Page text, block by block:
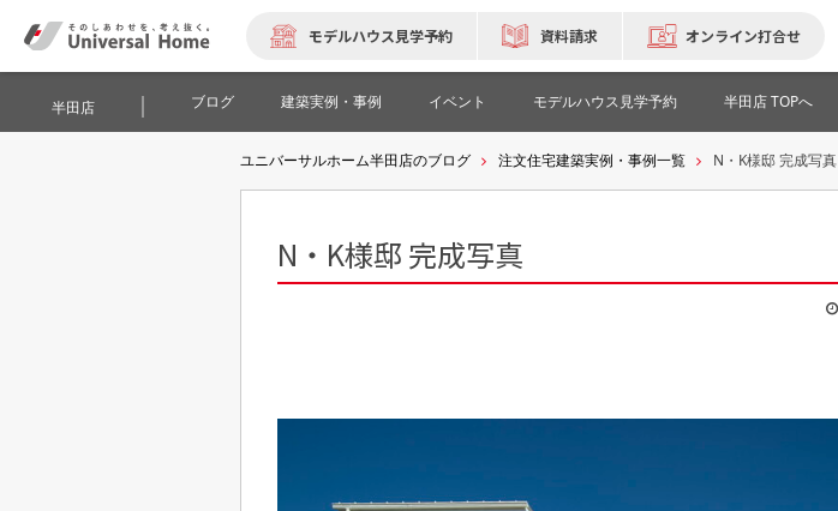
モデルハウス見学予約 資料請求 オンライン打合せ
半田店 ブログ 建築実例・事例 イベント モデルハウス見学予約 半田店 TOPへ
ユニバーサルホーム半田店のブログ 注文住宅建築実例・事例一覧 N・K様邸 完成写真
N・K様邸 完成写真